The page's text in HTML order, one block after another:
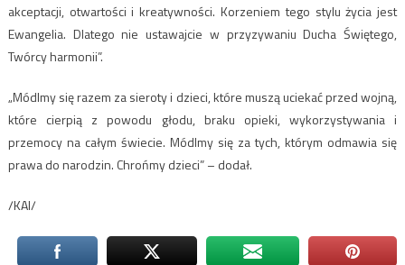
akceptacji, otwartości i kreatywności. Korzeniem tego stylu życia jest
Ewangelia. Dlatego nie ustawajcie w przyzywaniu Ducha Świętego,
Twórcy harmonii”.
„Módlmy się razem za sieroty i dzieci, które muszą uciekać przed wojną,
które cierpią z powodu głodu, braku opieki, wykorzystywania i
przemocy na całym świecie. Módlmy się za tych, którym odmawia się
prawa do narodzin. Chrońmy dzieci” – dodał.
/KAI/